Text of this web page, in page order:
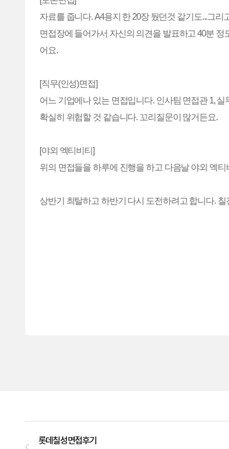
자료를 줍니다. A4용지 한 20장 뒀던것 같기도...그
면접장에 들어가서 자신의 의견을 발표하고 40분
어요.
[직무(인성)면접]
어느 기업에나 있는 면접입니다. 인사팀 면접관 1,
확실히 위험할 것 같습니다. 꼬리질문이 많거든요.
[야외 엑티비티]
위의 면접들을 하루에 진행을 하고 다음날 야외 엑
상반기 최탈하고 하반기 다시 도전하려고 합니다.
롯데칠성 면접후기